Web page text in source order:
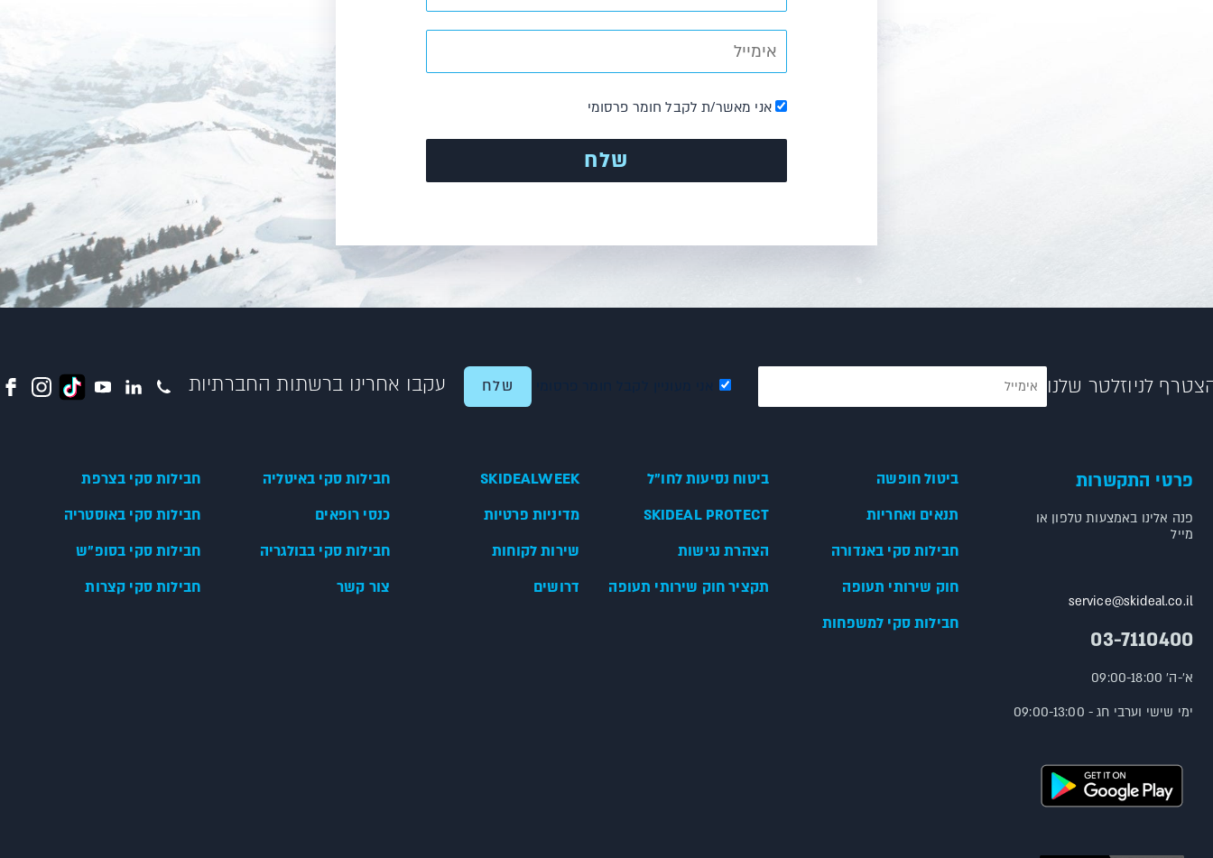
אני מאשר/ת לקבל חומר פרסומי
לניוזלטר שלנו עקבו אחרינו ברשתות החברתיות
פרטי התקשרות
פנה אלינו באמצעות טלפון או
מייל
service@skideal.co.il
03-7110400
א'-ה' 09:00-18:00
ימי שישי וערבי חג - 09:00-13:00
ביטול חופשה ביטוח נסיעות לחו"ל SKIDEALWEEK חבילות סקי באיטליה
חבילות סקי בצרפת
תנאים ואחריות
SKIDEAL PROTECT מדיניות פרטיות כנסי רופאים
חבילות סקי באוסטריה
חבילות סקי באנדורה
הצהרת נגישות שירות לקוחות חבילות סקי בבולגריה
חבילות סקי בסופ"ש
חוק שירותי תעופה
תקציר חוק שירותי תעופה דרושים צור קשר
חבילות סקי קצרות
חבילות סקי למשפחות